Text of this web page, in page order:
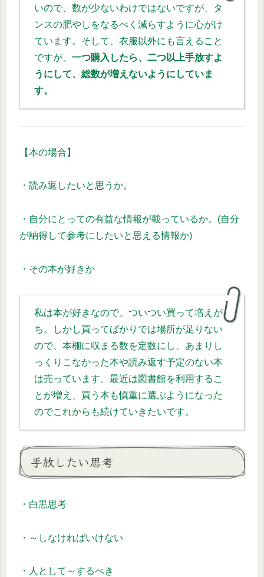
いので、数が少ないわけではないですが、タ
ンスの肥やしをなるべく減らすように心がけ
ています。そして、衣服以外にも言えること
ですが、 一つ購入したら、二つ以上手放すよ
うにして、総数が増えないようにしていま
す。
【本の場合】
・読み返したいと思うか。
・自分にとっての有益な情報が載っているか。(自分
が納得して参考にしたいと思える情報か)
・その本が好きか
私は本が好きなので、ついつい買って増えが
ち。しかし買ってばかりでは場所が足りない
ので、本棚に収まる数を定数にし、あまりし
っくりこなかった本や読み返す予定のない本
は売っています。最近は図書館を利用するこ
とが増え、買う本も慎重に選ぶようになった
のでこれからも続けていきたいです。
手放したい思考
・白黒思考
・～しなければいけない
・人として～するべき